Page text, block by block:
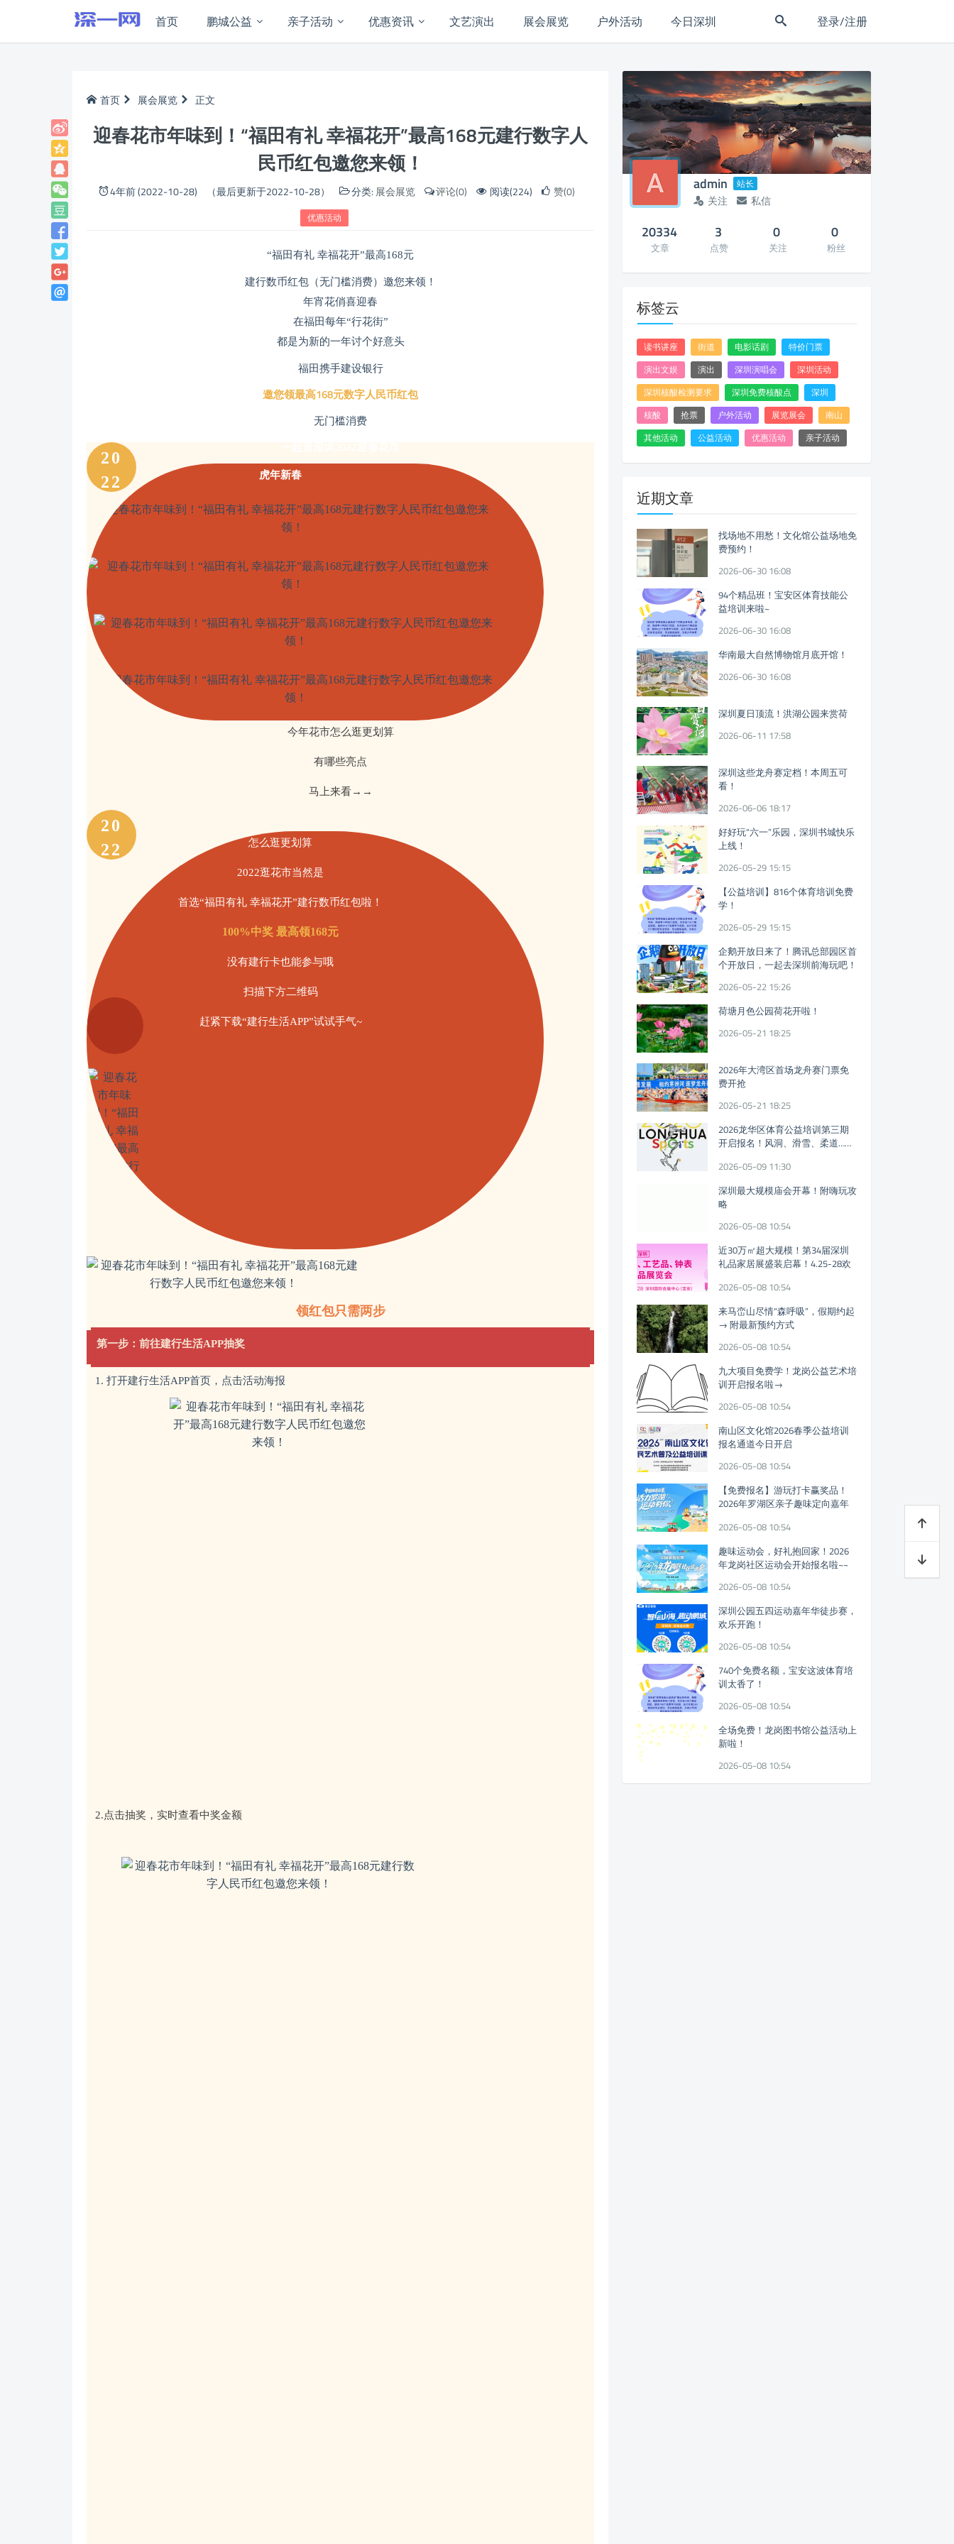
首页 鹏城公益 亲子活动 优惠资讯 文艺演出 展会展览 户外活动 今日深圳 登录/注册
首页 展会展览 正文
迎春花市年味到！“福田有礼 幸福花开”最高168元建行数字人
民币红包邀您来领！
4年前 (2022-10-28) （最后更新于2022-10-28） 分类: 展会展览 评论(0) 阅读(224) 赞(0)
优惠活动
“福田有礼 幸福花开”最高168元
建行数币红包（无门槛消费）邀您来领！
年宵花俏喜迎春
在福田每年“行花街”
都是为新的一年讨个好意头
福田携手建设银行
邀您领最高168元数字人民币红包
无门槛消费
20
22
虎年新春
今年花市怎么逛更划算
有哪些亮点
马上来看→→
20
22
怎么逛更划算
2022逛花市当然是
首选“福田有礼 幸福花开”建行数币红包啦！
100%中奖 最高领168元
没有建行卡也能参与哦
扫描下方二维码
赶紧下载“建行生活APP”试试手气~
领红包只需两步
第一步：前往建行生活APP抽奖
1. 打开建行生活APP首页，点击活动海报
2.点击抽奖，实时查看中奖金额
admin 站长
关注 私信
20334
文章
3
点赞
0
关注
0
粉丝
标签云
读书讲座 街道 电影话剧
特价门票
演出文娱
演出 深圳演唱会
深圳活动
深圳核酸检测要求
深圳免费核酸点
深圳
核酸
抢票 户外活动 展览展会
南山
其他活动
公益活动 优惠活动 亲子活动
近期文章
找场地不用愁！文化馆公益场地免
费预约！
2026-06-30 16:08
94个精品班！宝安区体育技能公
益培训来啦~
2026-06-30 16:08
华南最大自然博物馆月底开馆！
2026-06-30 16:08
深圳夏日顶流！洪湖公园来赏荷
2026-06-11 17:58
深圳这些龙舟赛定档！本周五可
看！
2026-06-06 18:17
好好玩“六一”乐园，深圳书城快乐
上线！
2026-05-29 15:15
【公益培训】816个体育培训免费
学！
2026-05-29 15:15
企鹅开放日来了！腾讯总部园区首
个开放日，一起去深圳前海玩吧！
2026-05-22 15:26
荷塘月色公园荷花开啦！
2026-05-21 18:25
2026年大湾区首场龙舟赛门票免
费开抢
2026-05-21 18:25
2026龙华区体育公益培训第三期
开启报名！风洞、滑雪、柔道……
2026-05-09 11:30
深圳最大规模庙会开幕！附嗨玩攻
略
2026-05-08 10:54
近30万㎡超大规模！第34届深圳
礼品家居展盛装启幕！4.25-28欢
2026-05-08 10:54
来马峦山尽情“森呼吸”，假期约起
→ 附最新预约方式
2026-05-08 10:54
九大项目免费学！龙岗公益艺术培
训开启报名啦→
2026-05-08 10:54
南山区文化馆2026春季公益培训
报名通道今日开启
2026-05-08 10:54
【免费报名】游玩打卡赢奖品！
2026年罗湖区亲子趣味定向嘉年
2026-05-08 10:54
趣味运动会，好礼抱回家！2026
年龙岗社区运动会开始报名啦~~
2026-05-08 10:54
深圳公园五四运动嘉年华徒步赛，
欢乐开跑！
2026-05-08 10:54
740个免费名额，宝安这波体育培
训太香了！
2026-05-08 10:54
全场免费！龙岗图书馆公益活动上
新啦！
2026-05-08 10:54